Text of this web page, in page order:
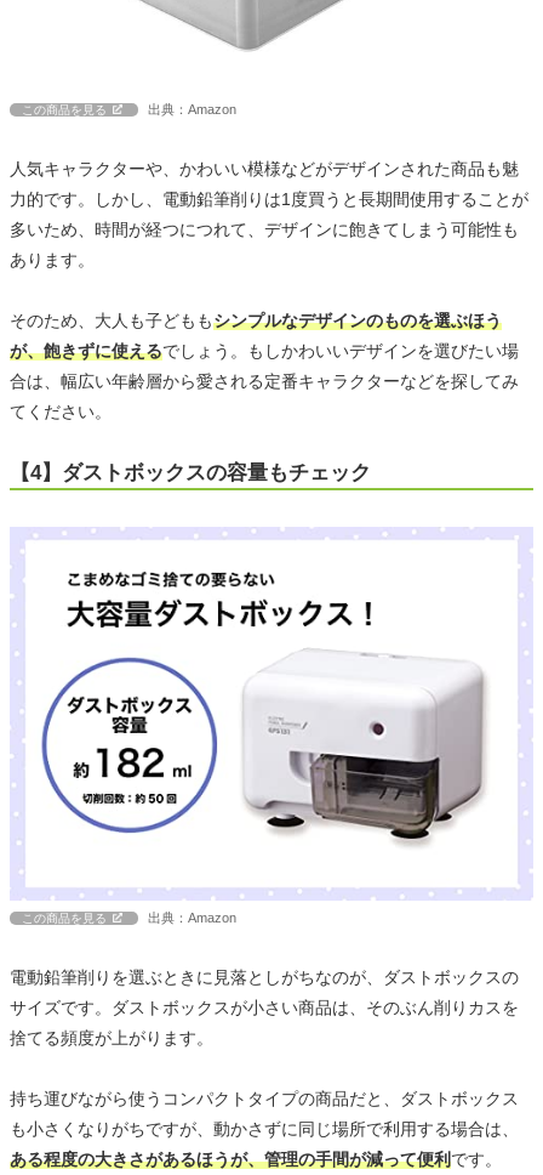
この商品を見る 出典：Amazon
人気キャラクターや、かわいい模様などがデザインされた商品も魅
力的です。しかし、電動鉛筆削りは1度買うと長期間使用することが
多いため、時間が経つにつれて、デザインに飽きてしまう可能性も
あります。
そのため、大人も子どももシンプルなデザインのものを選ぶほう
が、飽きずに使えるでしょう。もしかわいいデザインを選びたい場
合は、幅広い年齢層から愛される定番キャラクターなどを探してみ
てください。
【4】ダストボックスの容量もチェック
この商品を見る 出典：Amazon
電動鉛筆削りを選ぶときに見落としがちなのが、ダストボックスの
サイズです。ダストボックスが小さい商品は、そのぶん削りカスを
捨てる頻度が上がります。
持ち運びながら使うコンパクトタイプの商品だと、ダストボックス
も小さくなりがちですが、動かさずに同じ場所で利用する場合は、
ある程度の大きさがあるほうが、管理の手間が減って便利です。